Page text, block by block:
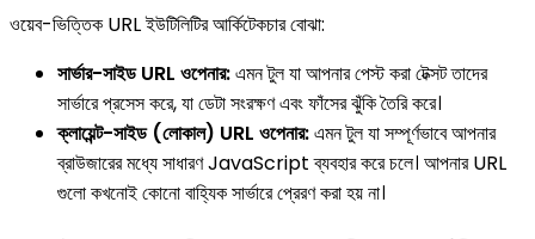
ওয়েব-ভিত্তিক URL ইউটিলিটির আর্কিটেকচার বোঝা:
সার্ভার-সাইড URL ওপেনার:এমন টুল যা আপনার পেস্ট করা টেক্সট তাদের
সার্ভারে প্রসেস করে, যা ডেটা সংরক্ষণ এবং ফাঁসের ঝুঁকি তৈরি করে।
ক্লায়েন্ট-সাইড (লোকাল) URL ওপেনার:এমন টুল যা সম্পূর্ণভাবে আপনার
ব্রাউজারের মধ্যে সাধারণ JavaScript ব্যবহার করে চলে। আপনার URL
গুলো কখনোই কোনো বাহ্যিক সার্ভারে প্রেরণ করা হয় না।